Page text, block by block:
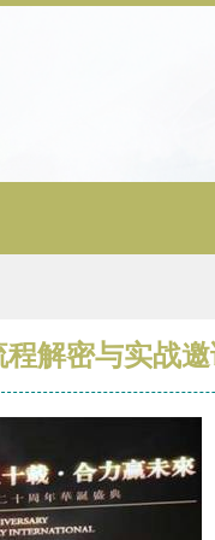
解密与实战